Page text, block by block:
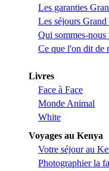
Les garanties
Les séjours Grand
Qui sommes-nous
Ce que l'on dit de
Livres
Face à Face
Monde Animal
White
Voyages au Kenya
Votre séjour au
Photographier la